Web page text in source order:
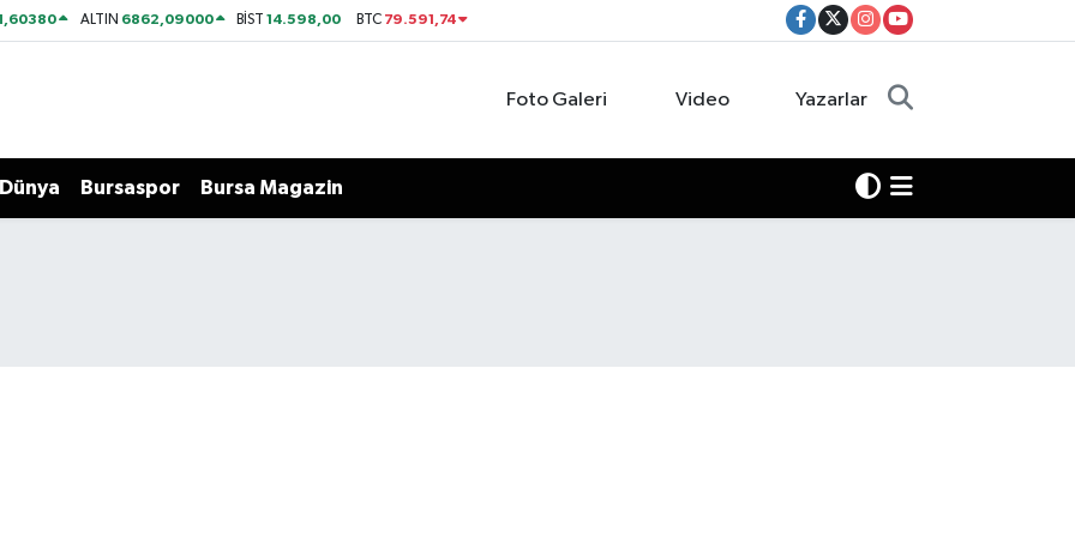
ALTIN 6862,09000 BİST14.598,00 BTC 79.591,74
Foto Galeri Video Yazarlar
Dünya Bursaspor Bursa Magazin